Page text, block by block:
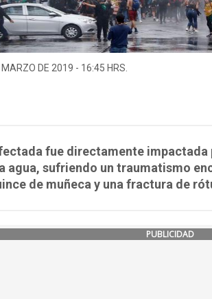
MARZO DE 2019 - 16:45 HRS.
fue directamente impactada
agua, sufriendo un traumatismo
de muñeca y una fractura de
PUBLICIDAD